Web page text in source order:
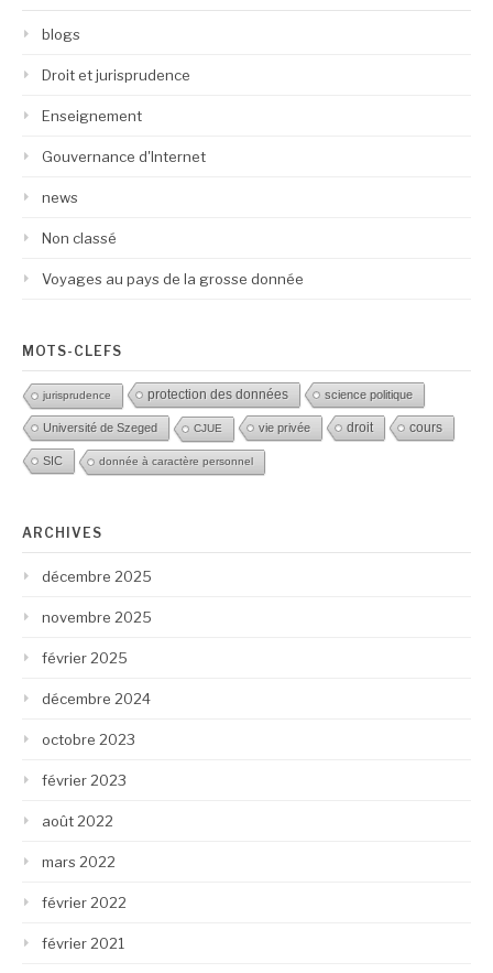
blogs
Droit et jurisprudence
Enseignement
Gouvernance d'Internet
news
Non classé
Voyages au pays de la grosse donnée
MOTS-CLEFS
jurisprudence protection des données science politique
Université de Szeged CJUE vie privée droit cours
SIC donnée à caractère personnel
ARCHIVES
décembre 2025
novembre 2025
février 2025
décembre 2024
octobre 2023
février 2023
août 2022
mars 2022
février 2022
février 2021